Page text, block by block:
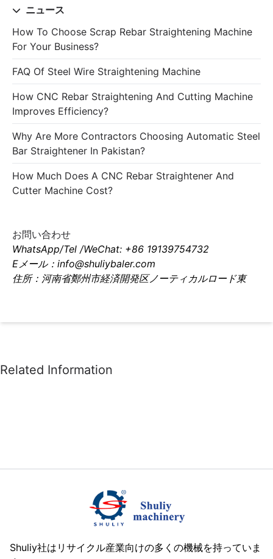
ニュース
How To Choose Scrap Rebar Straightening Machine
For Your Business?
FAQ Of Steel Wire Straightening Machine
How CNC Rebar Straightening And Cutting Machine
Improves Efficiency?
Why Are More Contractors Choosing Automatic Steel
Bar Straightener In Pakistan?
How Much Does A CNC Rebar Straightener And
Cutter Machine Cost?
お問い合わせ
WhatsApp/Tel /WeChat: +86 19139754732
Eメール：info@shuliybaler.com
住所：河南省鄭州市経済開発区ノーティカルロード東
Shuliy社はリサイクル産業向けの多くの機械を持っていま